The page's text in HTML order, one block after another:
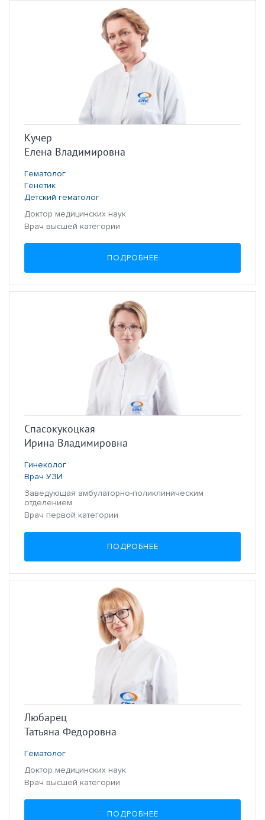
Кучер
Елена Владимировна
Гематолог
Генетик
Детский гематолог
Доктор медицинских наук
Врач высшей категории
ПОДРОБНЕЕ
Спасокукоцкая
Ирина Владимировна
Гинеколог
Врач УЗИ
Заведующая амбулаторно-поликлиническим
отделением
Врач первой категории
ПОДРОБНЕЕ
Любарец
Татьяна Федоровна
Гематолог
Доктор медицинских наук
Врач высшей категории
ПОДРОБНЕЕ